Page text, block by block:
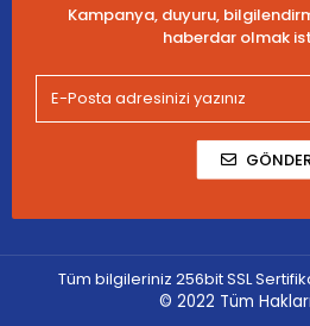
Kampanya, duyuru,
haberdar olmak
Tüm bilgileriniz 256bit SSL
© 2022 Tüm